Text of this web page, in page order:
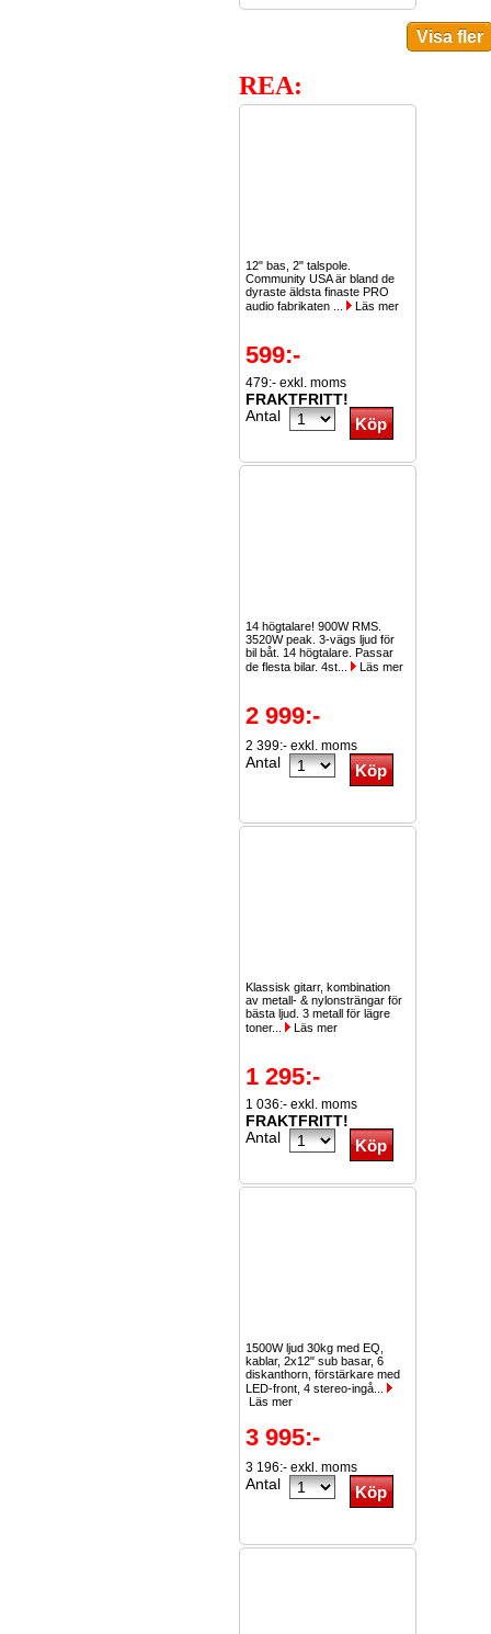
REA:
12" bas, 2" talspole.
Community USA är bland de
dyraste äldsta finaste PRO
audio fabrikaten ...
Läs mer
599:-
479:- exkl. moms
FRAKTFRITT!
Antal
14 högtalare! 900W RMS.
3520W peak. 3-vägs ljud för
bil båt. 14 högtalare. Passar
de flesta bilar. 4st...
Läs mer
2 999:-
2 399:- exkl. moms
Antal
Klassisk gitarr, kombination
av metall- & nylonsträngar för
bästa ljud. 3 metall för lägre
toner...
Läs mer
1 295:-
1 036:- exkl. moms
FRAKTFRITT!
Antal
1500W ljud 30kg med EQ,
kablar, 2x12" sub basar, 6
diskanthorn, förstärkare med
LED-front, 4 stereo-ingå...
Läs mer
3 995:-
3 196:- exkl. moms
Antal